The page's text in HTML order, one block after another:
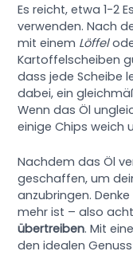
Es reicht, etwa 1-2
verwenden. Nach
mit einem Löffel
Kartoffelscheiben
dass jede Scheibe
dabei, ein
Wenn das Öl
einige Chips weich
Nachdem das Öl
geschaffen, um
anzubringen.
mehr ist – also
übertreiben. Mit
den idealen